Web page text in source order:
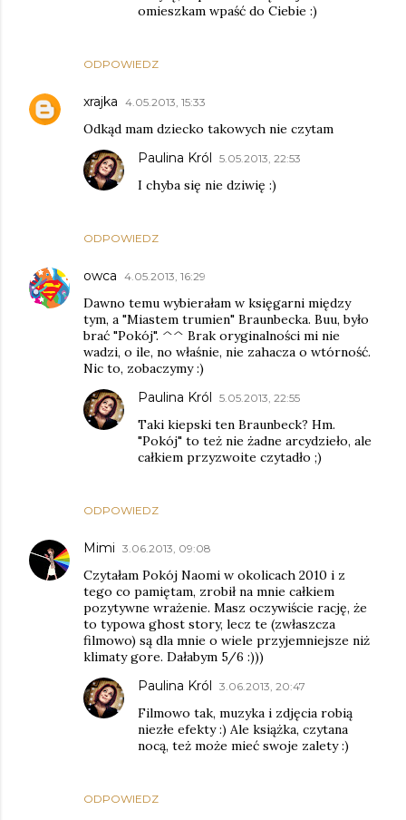
ODPOWIEDZ
omieszkam wpaść do Ciebie :)
xrajka 4.05.2013, 15:33
Odkąd mam dziecko takowych nie czytam
ODPOWIEDZ
Paulina Król 5.05.2013, 22:53
I chyba się nie dziwię :)
owca 4.05.2013, 16:29
Dawno temu wybierałam w księgarni między
tym, a "Miastem trumien" Braunbecka. Buu, było
brać "Pokój". ^^ Brak oryginalności mi nie
wadzi, o ile, no właśnie, nie zahacza o wtórność.
Nic to, zobaczymy :)
ODPOWIEDZ
Paulina Król 5.05.2013, 22:55
Taki kiepski ten Braunbeck? Hm.
"Pokój" to też nie żadne arcydzieło, ale
całkiem przyzwoite czytadło ;)
Mimi 3.06.2013, 09:08
Czytałam Pokój Naomi w okolicach 2010 i z
tego co pamiętam, zrobił na mnie całkiem
pozytywne wrażenie. Masz oczywiście rację, że
to typowa ghost story, lecz te (zwłaszcza
filmowo) są dla mnie o wiele przyjemniejsze niż
klimaty gore. Dałabym 5/6 :)))
ODPOWIEDZ
Paulina Król 3.06.2013, 20:47
Filmowo tak, muzyka i zdjęcia robią
niezłe efekty :) Ale książka, czytana
nocą, też może mieć swoje zalety :)